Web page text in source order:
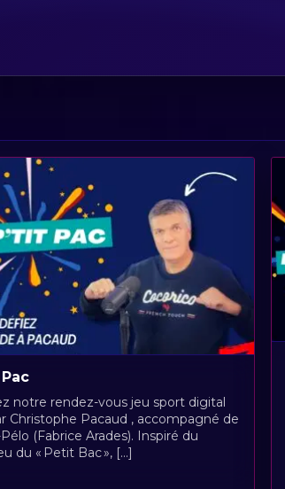
notre rendez-vous jeu sport digital
Christophe Pacaud , accompagné de
(Fabrice Arades). Inspiré du
du « Petit Bac », [...]